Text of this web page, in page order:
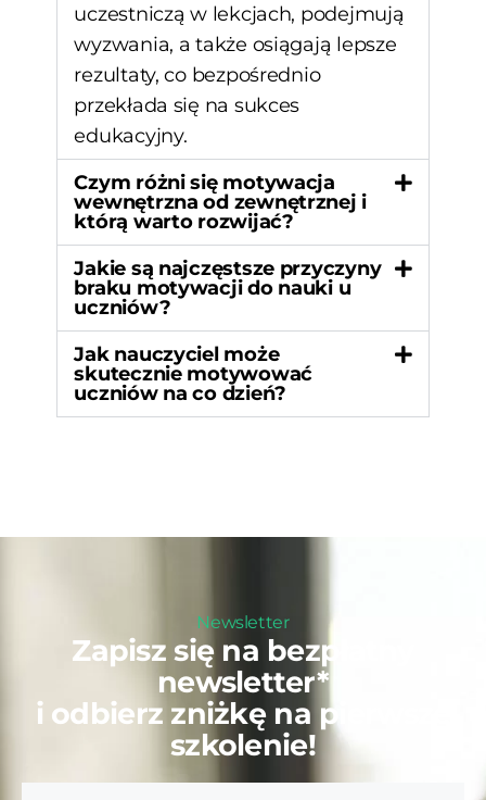
uczestniczą w lekcjach, podejmują
wyzwania, a także osiągają lepsze
rezultaty, co bezpośrednio
przekłada się na sukces
edukacyjny.
Czym różni się motywacja
wewnętrzna od zewnętrznej i
którą warto rozwijać?
Jakie są najczęstsze przyczyny
braku motywacji do nauki u
uczniów?
Jak nauczyciel może
skutecznie motywować
uczniów na co dzień?
Newsletter
Zapisz się na bezpłatny
newsletter*
i odbierz zniżkę na pierwsze
szkolenie!